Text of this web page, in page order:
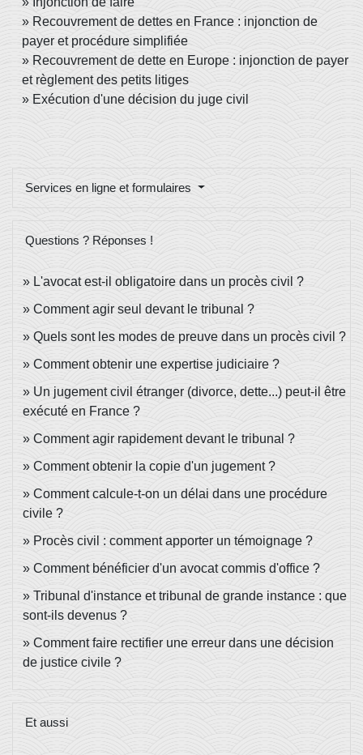
Recouvrement de dettes en France : injonction de
payer et procédure simplifiée
Recouvrement de dette en Europe : injonction de payer
et règlement des petits litiges
Exécution d'une décision du juge civil
Services en ligne et formulaires
Questions ? Réponses !
L'avocat est-il obligatoire dans un procès civil ?
Comment agir seul devant le tribunal ?
Quels sont les modes de preuve dans un procès civil ?
Comment obtenir une expertise judiciaire ?
Un jugement civil étranger (divorce, dette...) peut-il être
exécuté en France ?
Comment agir rapidement devant le tribunal ?
Comment obtenir la copie d'un jugement ?
Comment calcule-t-on un délai dans une procédure
civile ?
Procès civil : comment apporter un témoignage ?
Comment bénéficier d'un avocat commis d'office ?
Tribunal d'instance et tribunal de grande instance : que
sont-ils devenus ?
Comment faire rectifier une erreur dans une décision
de justice civile ?
Et aussi